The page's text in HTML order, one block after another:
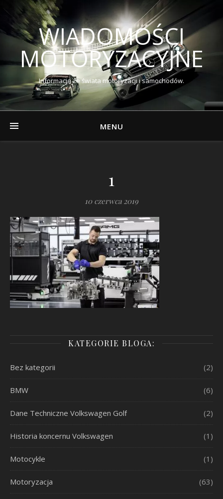
WIADOMOŚCI
MOTORYZACYJNE
Informacje ze świata motoryzacji i samochodów.
MENU
1
10 czerwca 2019
KATEGORIE BLOGA:
Bez kategorii (2)
BMW (6)
Dane Techniczne Volkswagen Golf (2)
Historia koncernu Volkswagen (1)
Motocykle (1)
Motoryzacja (63)